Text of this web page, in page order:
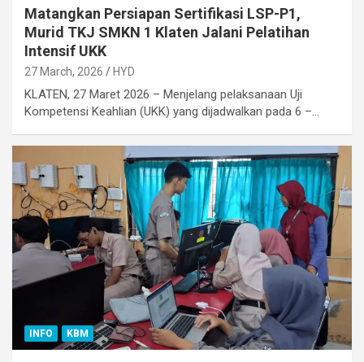
Matangkan Persiapan Sertifikasi LSP-P1,
Murid TKJ SMKN 1 Klaten Jalani Pelatihan
Intensif UKK
27 March, 2026 HYD
KLATEN, 27 Maret 2026 – Menjelang pelaksanaan Uji
Kompetensi Keahlian (UKK) yang dijadwalkan pada 6 –…
INFO KBM